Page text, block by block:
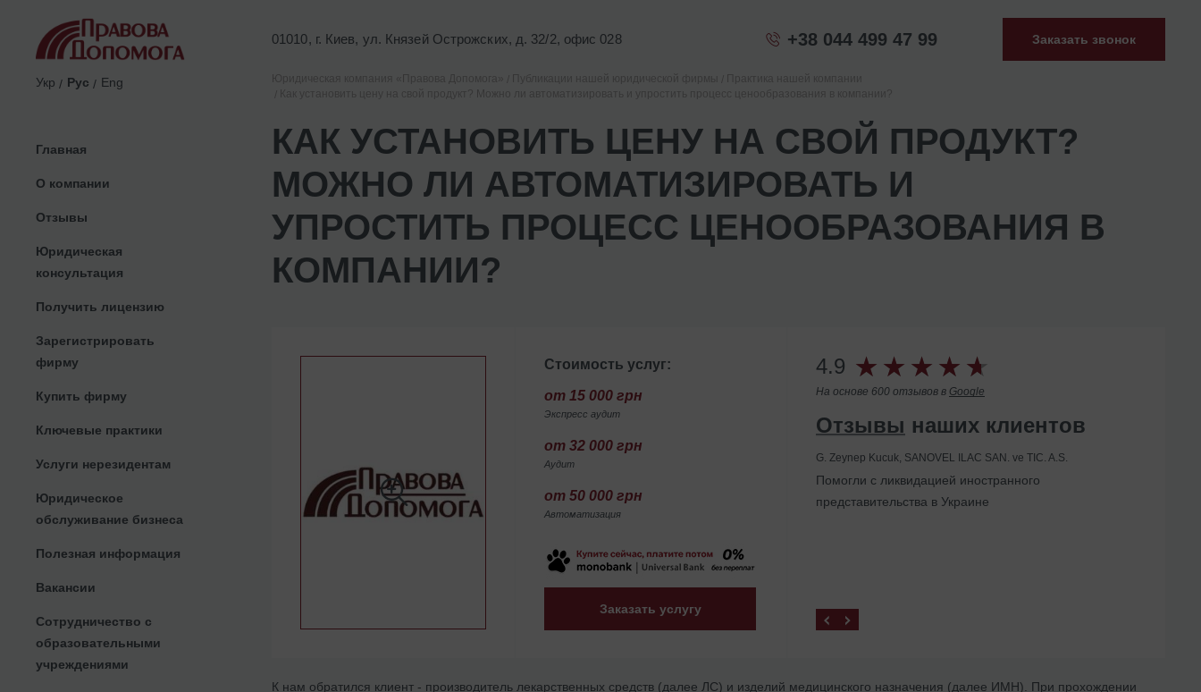
01010, г. Киев, ул. Князей Острожских, д. 32/2, офис 028 +38 044 499 47 99 Заказать звонок
Укр Рус Eng
Главная
О компании
Отзывы
Юридическая
консультация
Получить лицензию
Зарегистрировать
фирму
Купить фирму
Ключевые практики
Услуги нерезидентам
Юридическое
обслуживание бизнеса
Полезная информация
Вакансии
Сотрудничество с
образовательными
учреждениями
КАК УСТАНОВИТЬ ЦЕНУ НА СВОЙ ПРОДУКТ?
МОЖНО ЛИ АВТОМАТИЗИРОВАТЬ И
УПРОСТИТЬ ПРОЦЕСС ЦЕНООБРАЗОВАНИЯ В
КОМПАНИИ?
Стоимость услуг:
от 15 000 грн
Экспресс аудит
от 32 000 грн
Аудит
от 50 000 грн
Автоматизация
Заказать услугу
4.9
На основе 600 отзывов в Google
Отзывы наших клиентов
G. Zeynep Kucuk, SANOVEL ILAC SAN. ve TIC. A.S.
Помогли с ликвидацией иностранного
представительства в Украине
К нам обратился клиент - производитель лекарственных средств (далее ЛС) и изделий медицинского назначения (далее ИМН). При прохождении